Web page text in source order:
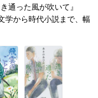
通った風が吹いて』
学から時代小説まで、幅